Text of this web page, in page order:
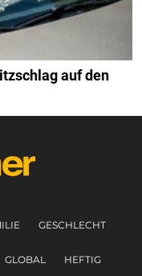
auf den
GESCHLECHT
GLOBAL HEFTIG